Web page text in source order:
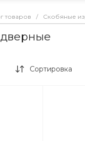
товаров / Скобяные
Сортировка